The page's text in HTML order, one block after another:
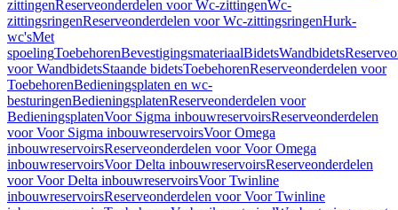
zittingenReserveonderdelen voor Wc-zittingenWc-
zittingsringenReserveonderdelen voor Wc-zittingsringenHurk-
wc'sMet
spoelingToebehorenBevestigingsmateriaalBidetsWandbidets
voor WandbidetsStaande bidetsToebehorenReserveonderdelen voor
ToebehorenBedieningsplaten en wc-
besturingenBedieningsplatenReserveonderdelen voor
BedieningsplatenVoor Sigma inbouwreservoirsReserveonderdelen
voor Voor Sigma inbouwreservoirsVoor Omega
inbouwreservoirsReserveonderdelen voor Voor Omega
inbouwreservoirsVoor Delta inbouwreservoirsReserveonderdelen
voor Voor Delta inbouwreservoirsVoor Twinline
inbouwreservoirsReserveonderdelen voor Voor Twinline